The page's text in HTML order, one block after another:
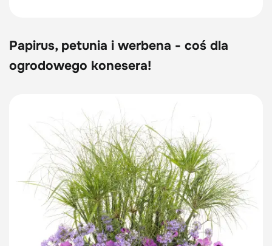
Papirus, petunia i werbena - coś dla
ogrodowego konesera!